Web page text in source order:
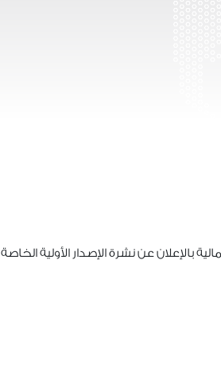
بالإعلان عن نشرة الإصدار الأولية الخاصة